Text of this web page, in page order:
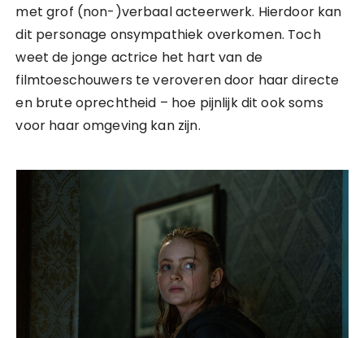
met grof (non-)verbaal acteerwerk. Hierdoor kan
dit personage onsympathiek overkomen. Toch
weet de jonge actrice het hart van de
filmtoeschouwers te veroveren door haar directe
en brute oprechtheid – hoe pijnlijk dit ook soms
voor haar omgeving kan zijn.